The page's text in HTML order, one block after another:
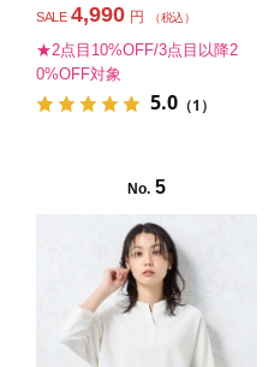
SALE 4,990 円 （税込）
★2点目10%OFF/3点目以降2
0%OFF対象
5.0 （1）
No. 5